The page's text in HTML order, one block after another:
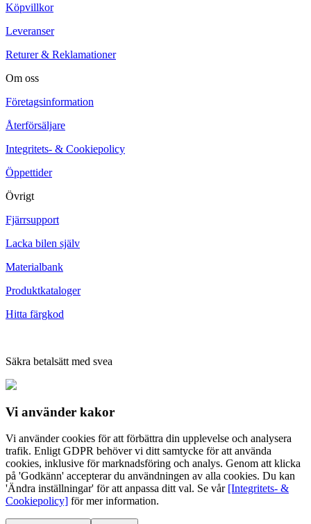
Köpvillkor
Leveranser
Returer & Reklamationer
Om oss
Företagsinformation
Återförsäljare
Integritets- & Cookiepolicy
Öppettider
Övrigt
Fjärrsupport
Lacka bilen själv
Materialbank
Produktkataloger
Hitta färgkod
Säkra betalsätt med svea
Vi använder kakor
Vi använder cookies för att förbättra din upplevelse och analysera
trafik. Enligt GDPR behöver vi ditt samtycke för att använda
cookies, inklusive för marknadsföring och analys. Genom att klicka
på 'Godkänn' accepterar du användningen av alla cookies. Du kan
'Ändra inställningar' för att anpassa ditt val. Se vår [Integritets- &
Cookiepolicy] för mer information.